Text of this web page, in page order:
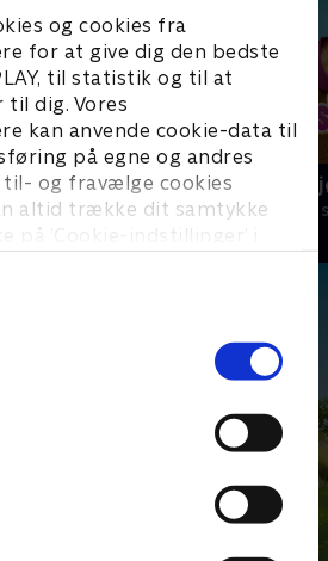
og cookies fra
for at give dig den bedste
til statistik og til at
dig. Vores
kan anvende cookie-data til
på egne og andres
og fravælge cookies
altid trække dit samtykke
på ’Cookie-indstillinger’ i
Masha og
Børneserier • 3